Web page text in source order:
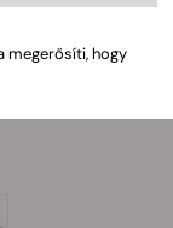
megerősíti, hogy